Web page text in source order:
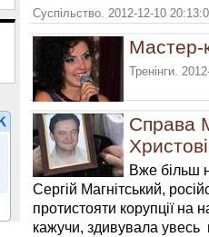
Суспільство. 2012-12-10
Мастер-
Тренінги.
Справа
Вже більш
Сергій Магнітський,
протистояти корупції на
кажучи, здивувала увесь